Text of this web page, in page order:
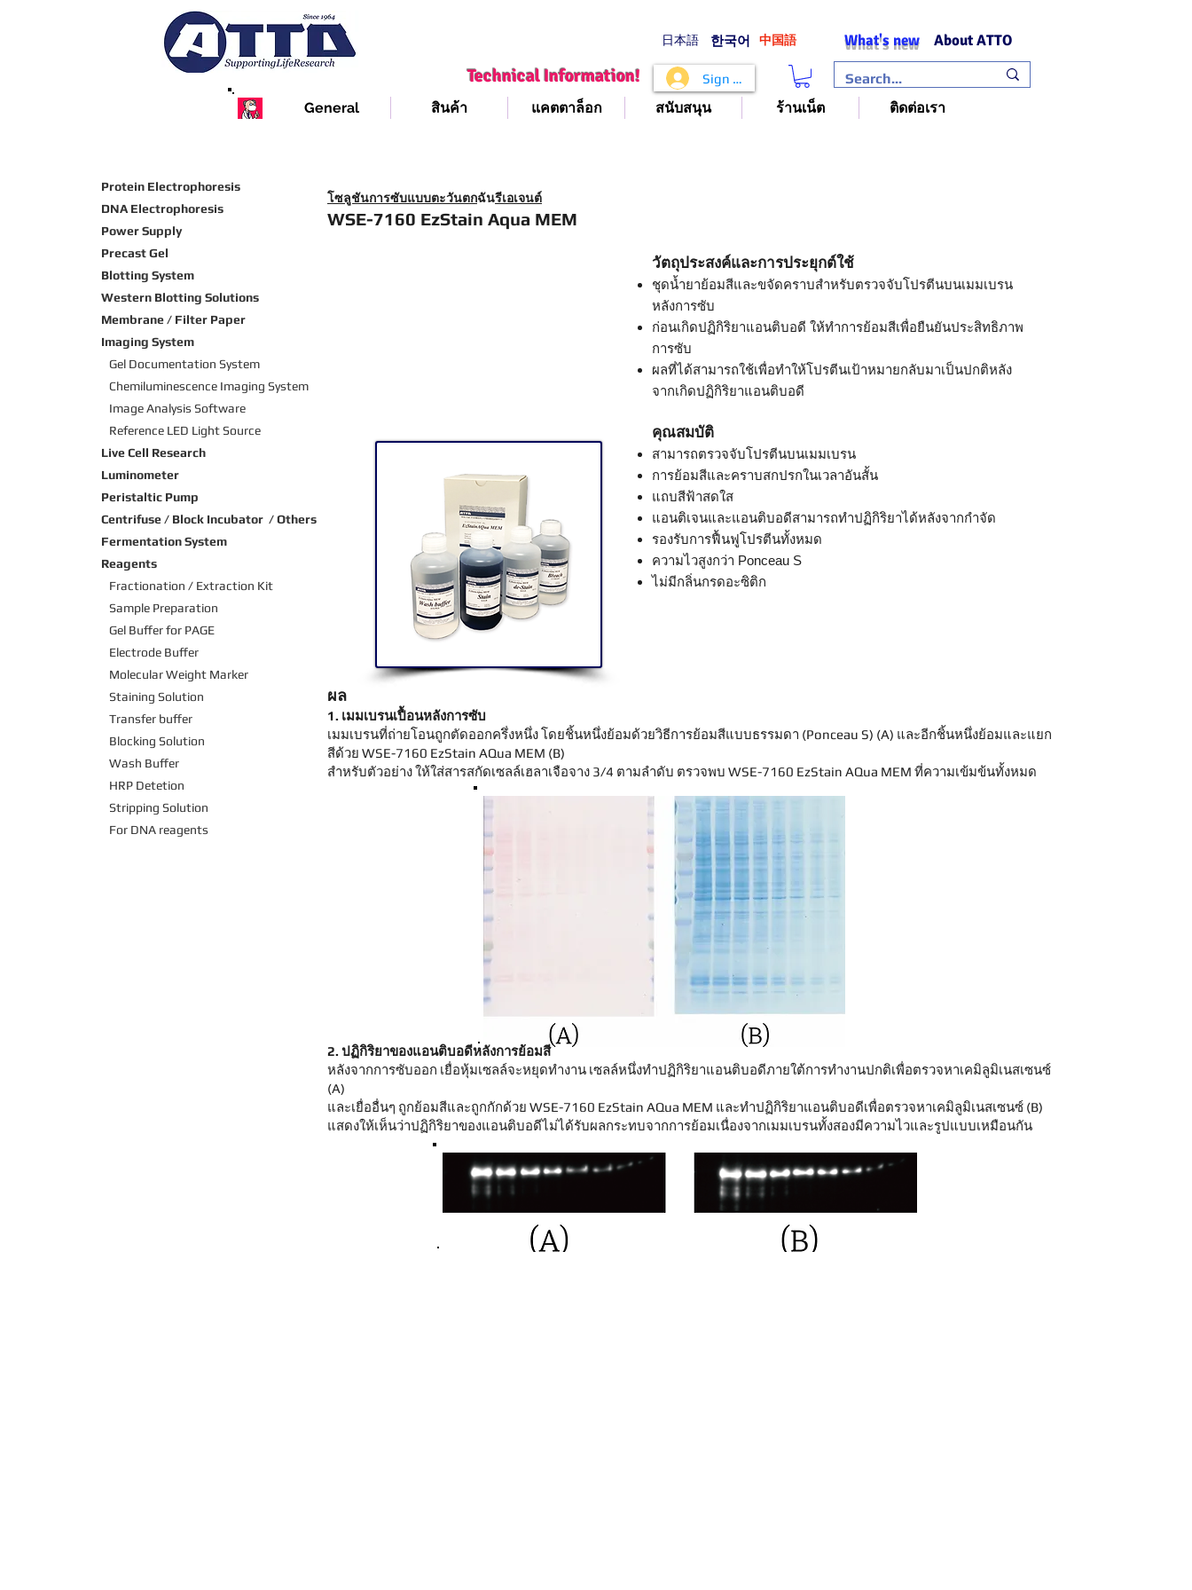
日本語 ​한국어 ​中国語 What's new About ATTO
Technical Information! Sign In
General สินค้า แคตตาล็อก สนับสนุน ร้านเน็ต ติดต่อเรา
Protein Electrophoresis
DNA Electrophoresis
Power Supply
Precast Gel
Blotting System
Western Blotting Solutions
Membrane / Filter Paper
Imaging System
Gel Documentation System
Chemiluminescence Imaging System
Image Analysis Software
Reference LED Light Source
Live Cell Research
Luminometer
Peristaltic Pump
Centrifuse / Block Incubator / Others
Fermentation System
Reagents
Fractionation / Extraction Kit
Sample Preparation
Gel Buffer for PAGE
Electrode Buffer
Molecular Weight Marker
Staining Solution
Transfer buffer
Blocking Solution
Wash Buffer
HRP Detetion
Stripping Solution
For DNA reagents
โซลูชันการซับแบบตะวันตกฉันรีเอเจนต์
WSE-7160 EzStain Aqua MEM
วัตถุประสงค์และการประยุกต์ใช้
ชุดน้ำยาย้อมสีและขจัดคราบสำหรับตรวจจับโปรตีนบนเมมเบรน
หลังการซับ
ก่อนเกิดปฏิกิริยาแอนติบอดี ให้ทำการย้อมสีเพื่อยืนยันประสิทธิภาพ
การซับ
ผลที่ได้สามารถใช้เพื่อทำให้โปรตีนเป้าหมายกลับมาเป็นปกติหลัง
จากเกิดปฏิกิริยาแอนติบอดี
คุณสมบัติ
สามารถตรวจจับโปรตีนบนเมมเบรน
การย้อมสีและคราบสกปรกในเวลาอันสั้น
แถบสีฟ้าสดใส
แอนติเจนและแอนติบอดีสามารถทำปฏิกิริยาได้หลังจากกำจัด
รองรับการฟื้นฟูโปรตีนทั้งหมด
ความไวสูงกว่า Ponceau S
ไม่มีกลิ่นกรดอะซิติก
ผล
1. เมมเบรนเปื้อนหลังการซับ
เมมเบรนที่ถ่ายโอนถูกตัดออกครึ่งหนึ่ง โดยชิ้นหนึ่งย้อมด้วยวิธีการย้อมสีแบบธรรมดา (Ponceau S) (A) และอีกชิ้นหนึ่งย้อมและแยก
สีด้วย WSE-7160 EzStain AQua MEM (B)
สำหรับตัวอย่าง ให้ใส่สารสกัดเซลล์เฮลาเจือจาง 3/4 ตามลำดับ ตรวจพบ WSE-7160 EzStain AQua MEM ที่ความเข้มข้นทั้งหมด
2. ปฏิกิริยาของแอนติบอดีหลังการย้อมสี
หลังจากการซับออก เยื่อหุ้มเซลล์จะหยุดทำงาน เซลล์หนึ่งทำปฏิกิริยาแอนติบอดีภายใต้การทำงานปกติเพื่อตรวจหาเคมิลูมิเนสเซนซ์
(A)
และเยื่ออื่นๆ ถูกย้อมสีและถูกกักด้วย WSE-7160 EzStain AQua MEM และทำปฏิกิริยาแอนติบอดีเพื่อตรวจหาเคมิลูมิเนสเซนซ์ (B)
แสดงให้เห็นว่าปฏิกิริยาของแอนติบอดีไม่ได้รับผลกระทบจากการย้อมเนื่องจากเมมเบรนทั้งสองมีความไวและรูปแบบเหมือนกัน